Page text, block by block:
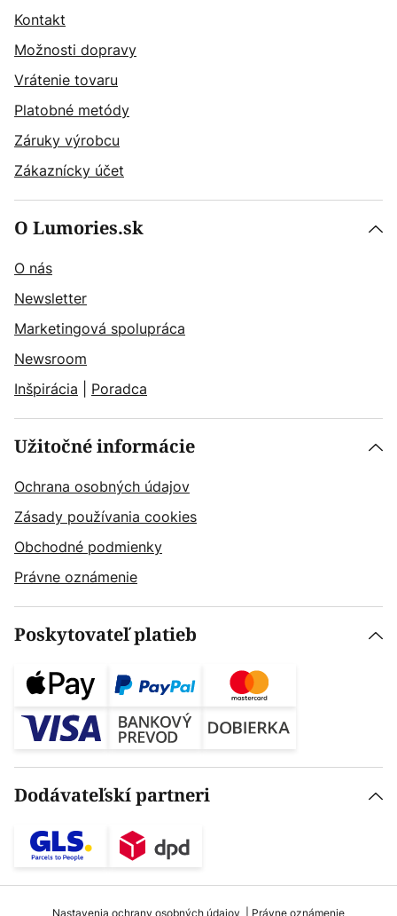
Kontakt
Možnosti dopravy
Vrátenie tovaru
Platobné metódy
Záruky výrobcu
Zákaznícky účet
O Lumories.sk
O nás
Newsletter
Marketingová spolupráca
Newsroom
Inšpirácia
Poradca
Užitočné informácie
Ochrana osobných údajov
Zásady používania cookies
Obchodné podmienky
Právne oznámenie
Poskytovateľ platieb
Dodávateľskí partneri
Nastavenia ochrany osobných údajov Právne oznámenie